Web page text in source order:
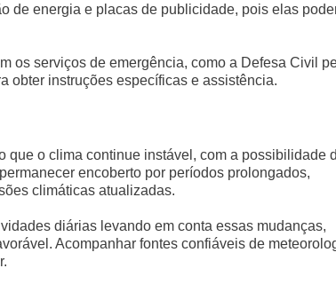
de energia e placas de publicidade, pois elas
os serviços de emergência, como a Defesa Civil
obter instruções específicas e assistência.
que o clima continue instável, com a possibilidade
encoberto por períodos prolongados,
climáticas atualizadas.
diárias levando em conta essas mudanças,
Acompanhar fontes confiáveis de